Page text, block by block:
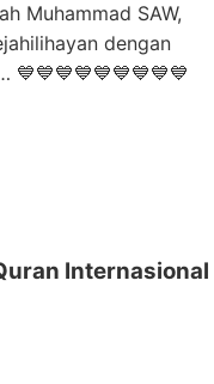
Muhammad SAW,
dengan
💙💙💙💙💙💙💙💙💙
Internasional